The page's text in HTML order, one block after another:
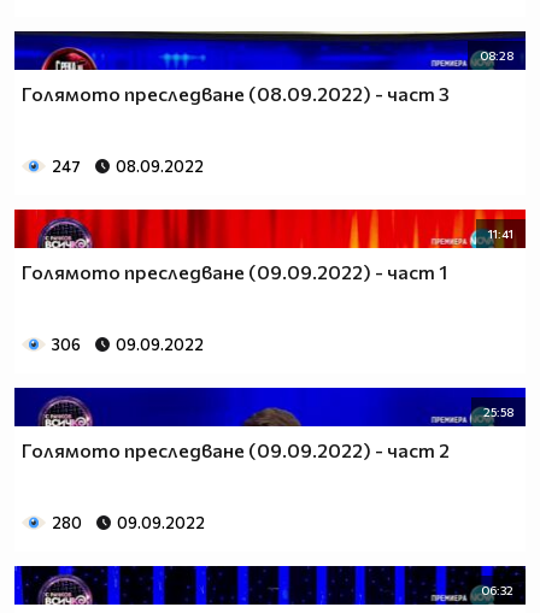
08:28
Голямото преследване (08.09.2022) - част 3
247 08.09.2022
11:41
Голямото преследване (09.09.2022) - част 1
306 09.09.2022
25:58
Голямото преследване (09.09.2022) - част 2
280 09.09.2022
06:32